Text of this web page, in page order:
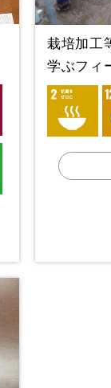
栽培加工
学ぶフィ